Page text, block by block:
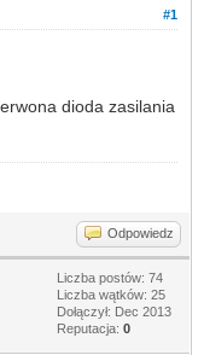
#1
dioda zasilania
Odpowiedz
Liczba postów: 74
Liczba wątków: 25
Dołączył: Dec 2013
Reputacja: 0